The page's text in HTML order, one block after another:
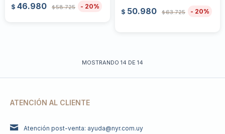
$ 46.980 $58.725 20
$ 50.980 $63.725 20
MOSTRANDO 14 DE 14
ATENCIÓN AL CLIENTE
Atención post-venta: ayuda@nyr.com.uy